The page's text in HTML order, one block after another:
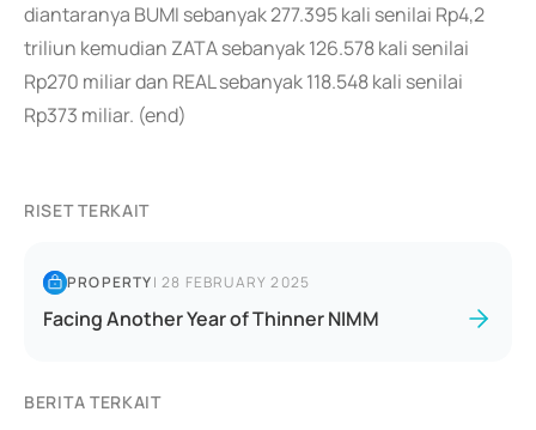
diantaranya BUMI sebanyak 277.395 kali senilai Rp4,2
triliun kemudian ZATA sebanyak 126.578 kali senilai
Rp270 miliar dan REAL sebanyak 118.548 kali senilai
Rp373 miliar. (end)
RISET TERKAIT
PROPERTY|28 FEBRUARY 2025
Facing Another Year of Thinner NIMM
BERITA TERKAIT